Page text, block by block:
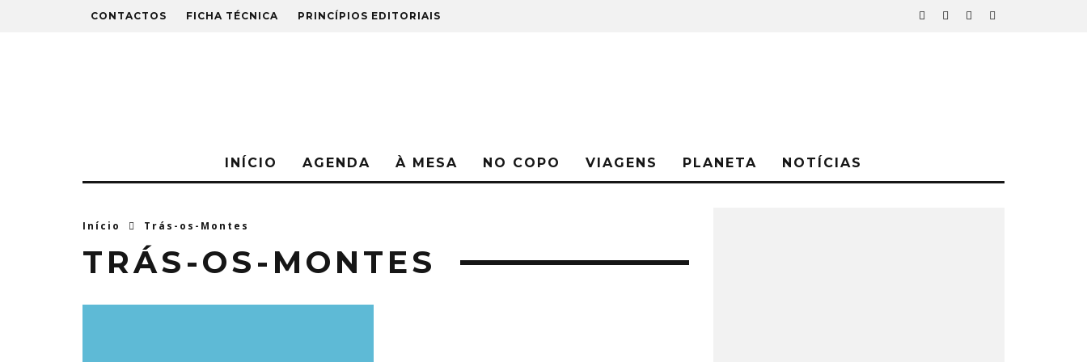
CONTACTOS FICHA TÉCNICA PRINCÍPIOS EDITORIAIS
INÍCIO AGENDA À MESA NO COPO VIAGENS PLANETA NOTÍCIAS
Início Trás-os-Montes
TRÁS-OS-MONTES